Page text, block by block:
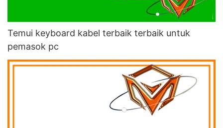
Temui keyboard kabel terbaik terbaik untuk
pemasok pc